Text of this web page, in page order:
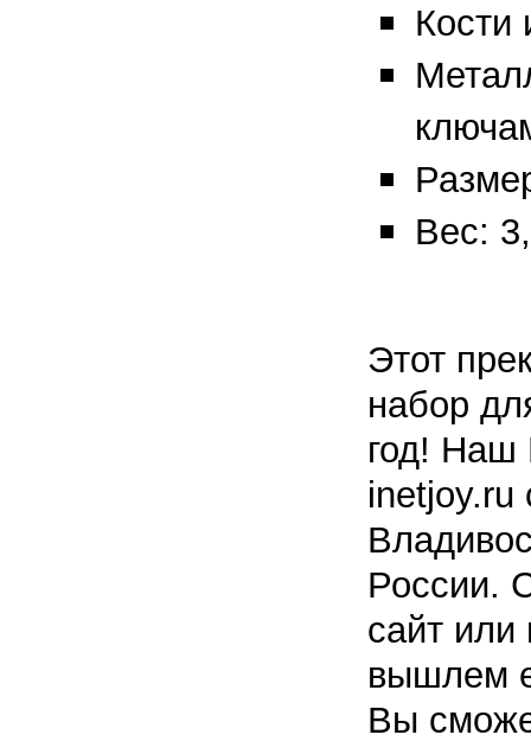
Кости
Вес:
Этот
набор
год! Наш
inetjoy.ru
России.
сайт
вышлем
Вы